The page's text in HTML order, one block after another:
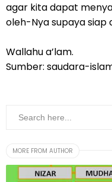
agar kita dapat
oleh-Nya supaya siap
Wallahu a’lam.
Sumber: saudara-
MORE FROM AUTHOR